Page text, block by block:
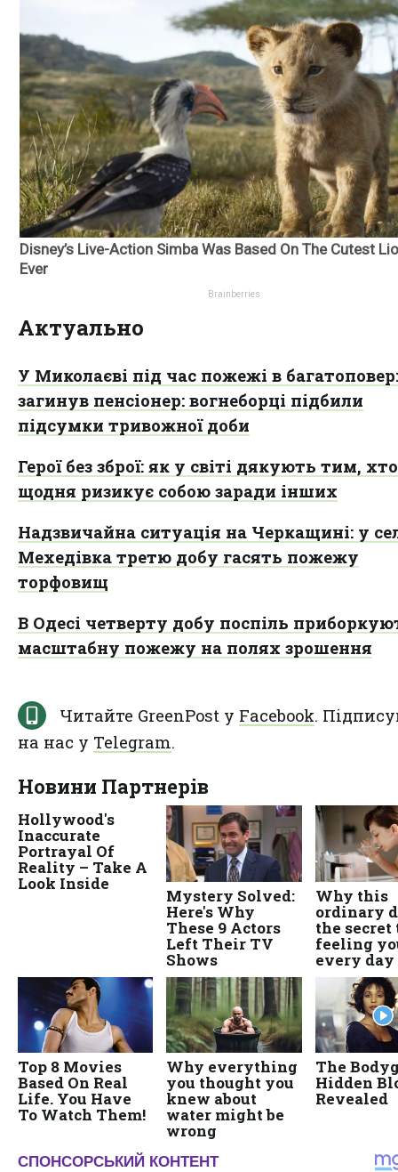
Актуально
У Миколаєві під час пожежі в
загинув пенсіонер: вогнеборці підбили
підсумки тривожної доби
Герої без зброї: як у світі дякують тим, хто
щодня ризикує собою заради інших
Надзвичайна ситуація на Черкащині: у
Мехедівка третю добу гасять пожежу
торфовищ
В Одесі четверту добу поспіль
масштабну пожежу на полях зрошення
Читайте GreenPost у Facebook.
на нас у Telegram.